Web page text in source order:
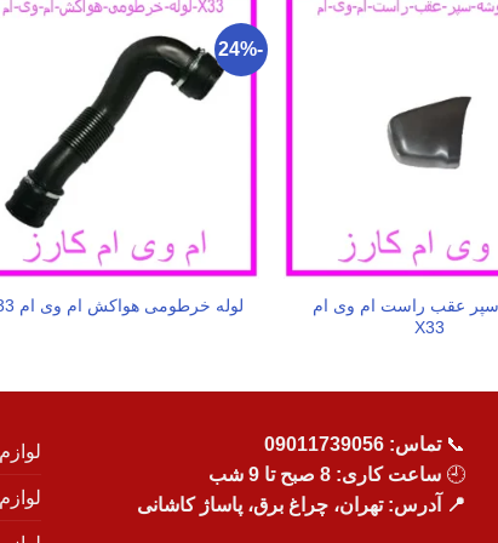
عقب راست ام وی ام
X33
-24%
لوله خرطومی هواکش ام وی ام X33
📞تماس: 09011739056
🕘 ساعت کاری: 8 صبح تا 9 شب
📍 آدرس: تهران، چراغ برق، پاساژ کاشانی